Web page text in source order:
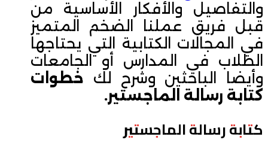
والتفاصيل والأفكار الأساسية من
قبل فريق عملنا الضخم المتميز
في المجالات الكتابية التي يحتاجها
الطلاب في المدارس أو الجامعات
وأيضا الباحثين وشرح لك خطوات
كتابة رسالة الماجستير.
كتابة رسالة الماجستير